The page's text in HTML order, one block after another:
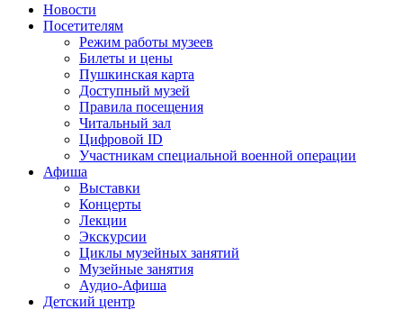
Новости
Посетителям
Режим работы музеев
Билеты и цены
Пушкинская карта
Доступный музей
Правила посещения
Читальный зал
Цифровой ID
Участникам специальной военной операции
Афиша
Выставки
Концерты
Лекции
Экскурсии
Циклы музейных занятий
Музейные занятия
Аудио-Афиша
Детский центр